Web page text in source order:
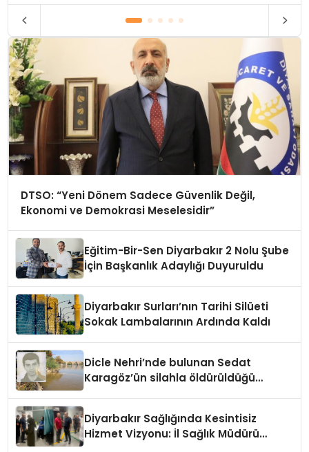
DTSO: “Yeni Dönem Sadece Güvenlik Değil,
Ekonomi ve Demokrasi Meselesidir”
Eğitim-Bir-Sen Diyarbakır 2 Nolu Şube
İçin Başkanlık Adaylığı Duyuruldu
Diyarbakır Surları’nın Tarihi Silüeti
Sokak Lambalarının Ardında Kaldı
Dicle Nehri’nde bulunan Sedat
Karagöz’ün silahla öldürüldüğü
Diyarbakır Sağlığında Kesintisiz
Hizmet Vizyonu: İl Sağlık Müdürü